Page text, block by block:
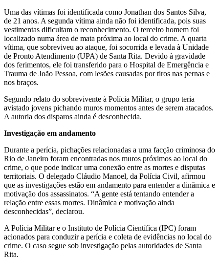
Uma das vítimas foi identificada como Jonathan dos Santos Silva,
de 21 anos. A segunda vítima ainda não foi identificada, pois suas
vestimentas dificultam o reconhecimento. O terceiro homem foi
localizado numa área de mata próxima ao local do crime. A quarta
vítima, que sobreviveu ao ataque, foi socorrida e levada à Unidade
de Pronto Atendimento (UPA) de Santa Rita. Devido à gravidade
dos ferimentos, ele foi transferido para o Hospital de Emergência e
Trauma de João Pessoa, com lesões causadas por tiros nas pernas e
nos braços.
Segundo relato do sobrevivente à Polícia Militar, o grupo teria
avistado jovens pichando muros momentos antes de serem atacados.
A autoria dos disparos ainda é desconhecida.
Investigação em andamento
Durante a perícia, pichações relacionadas a uma facção criminosa do
Rio de Janeiro foram encontradas nos muros próximos ao local do
crime, o que pode indicar uma conexão entre as mortes e disputas
territoriais. O delegado Cláudio Manoel, da Polícia Civil, afirmou
que as investigações estão em andamento para entender a dinâmica e
motivação dos assassinatos. “A gente está tentando entender a
relação entre essas mortes. Dinâmica e motivação ainda
desconhecidas”, declarou.
A Polícia Militar e o Instituto de Polícia Científica (IPC) foram
acionados para conduzir a perícia e coleta de evidências no local do
crime. O caso segue sob investigação pelas autoridades de Santa
Rita.